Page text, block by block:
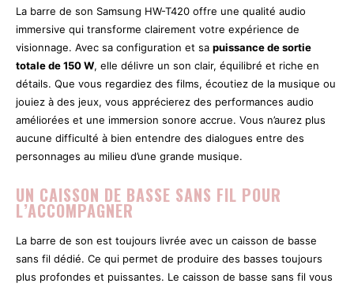
La barre de son Samsung HW-T420 offre une qualité audio
immersive qui transforme clairement votre expérience de
visionnage. Avec sa configuration et sa puissance de sortie
totale de 150 W, elle délivre un son clair, équilibré et riche en
détails. Que vous regardiez des films, écoutiez de la musique ou
jouiez à des jeux, vous apprécierez des performances audio
améliorées et une immersion sonore accrue. Vous n’aurez plus
aucune difficulté à bien entendre des dialogues entre des
personnages au milieu d’une grande musique.
UN CAISSON DE BASSE SANS FIL POUR
L’ACCOMPAGNER
La barre de son est toujours livrée avec un caisson de basse
sans fil dédié. Ce qui permet de produire des basses toujours
plus profondes et puissantes. Le caisson de basse sans fil vous